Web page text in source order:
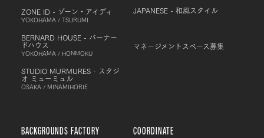
ZONE ID - ゾーン・アイディ
YOKOHAMA / TSURUMI
BERNARD HOUSE - バーナー
ドハウス
YOKOHAMA / HONMOKU
STUDIO MURMURES - スタジ
オ ミューミュル
OSAKA / MINAMIHORIE
JAPANESE - 和風スタイル
マネージメントスペース募集
BACKGROUNDS FACTORY COORDINATE